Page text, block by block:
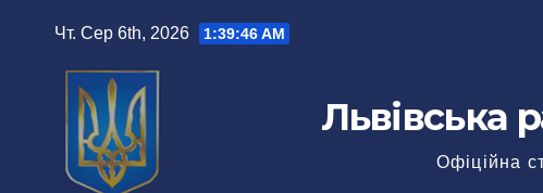
Чт. Сер 6th, 2026 1:39:46 AM
Львівська
Офіційна